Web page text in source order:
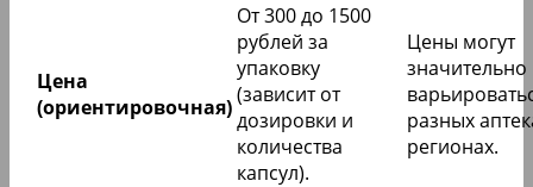
Цена
(ориентировочная)
От 300 до 1500
рублей за
упаковку
(зависит от
дозировки и
количества
капсул).
Цены могут
значительно
разных
регионах.